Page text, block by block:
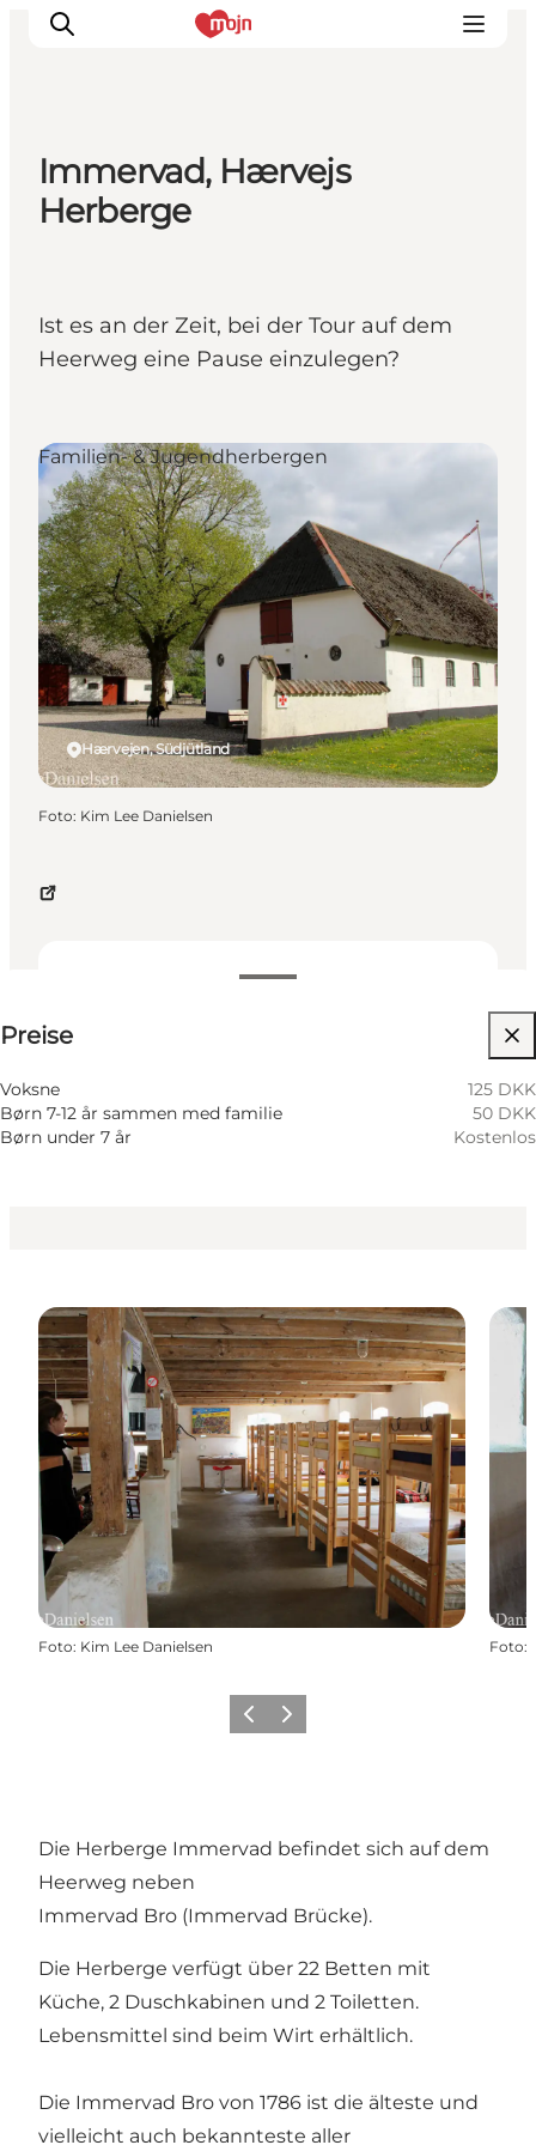
Erlebnisse
Städte und Regionen
Plane deine Reise
Booking
Immervad, Hærvejs
Herberge
Ist es an der Zeit, bei der Tour auf dem
Heerweg eine Pause einzulegen?
Preise
Voksne
125 DKK
Børn 7-12 år sammen med familie
50 DKK
Børn under 7 år
Kostenlos
Mir selbst, Mein Partner, Freunde
Hærvejen, Südjütland
Familien- & Jugendherbergen
Foto: Kim Lee Danielsen
Foto: Kim Lee Danielsen Foto:
ZurückWeiter
Die Herberge Immervad befindet sich auf dem
Heerweg neben
Immervad Bro (Immervad Brücke).
Die Herberge verfügt über 22 Betten mit
Küche, 2 Duschkabinen und 2 Toiletten.
Lebensmittel sind beim Wirt erhältlich.
Die Immervad Bro von 1786 ist die älteste und
vielleicht auch bekannteste aller